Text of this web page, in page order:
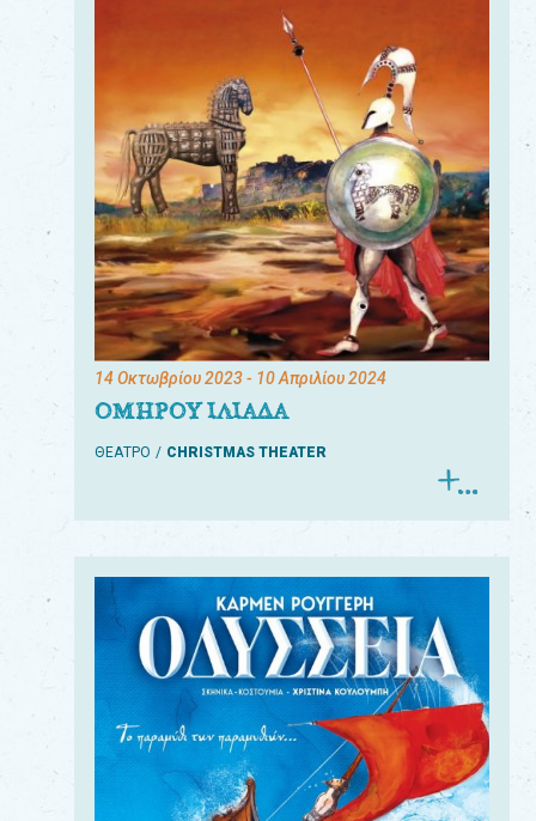
14 Οκτωβρίου 2023- 10 Απριλίου 2024
ΟΜΗΡΟΥ ΙΛΙΑΔΑ
ΘΕΑΤΡΟ CHRISTMAS THEATER